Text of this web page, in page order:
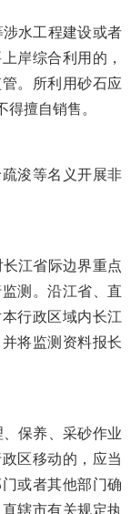
水工程建设或者
岸综合利用的，
。所利用砂石应
擅自销售。
浚等名义开展非
江省际边界重点
测。沿江省、直
行政区域内长江
将监测资料报长
保养、采砂作业
区移动的，应当
或者其他部门确
辖市有关规定执